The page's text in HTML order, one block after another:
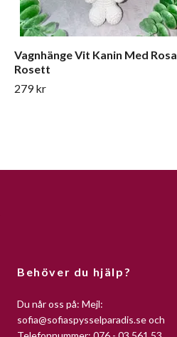
Vagnhänge Vit Kanin Med Rosa
Rosett
279 kr
Behöver du hjälp?
Du når oss på: Mejl:
sofia@sofiaspysselparadis.seoch